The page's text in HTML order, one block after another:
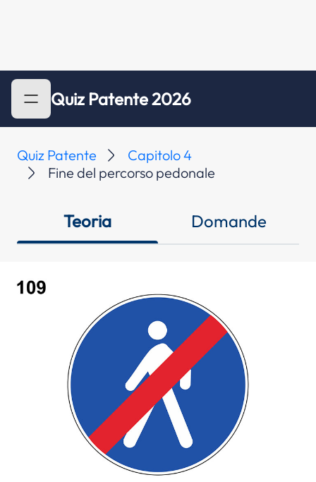
Quiz Patente 2026
Quiz Patente
Capitolo 4
Fine del percorso pedonale
Teoria Domande